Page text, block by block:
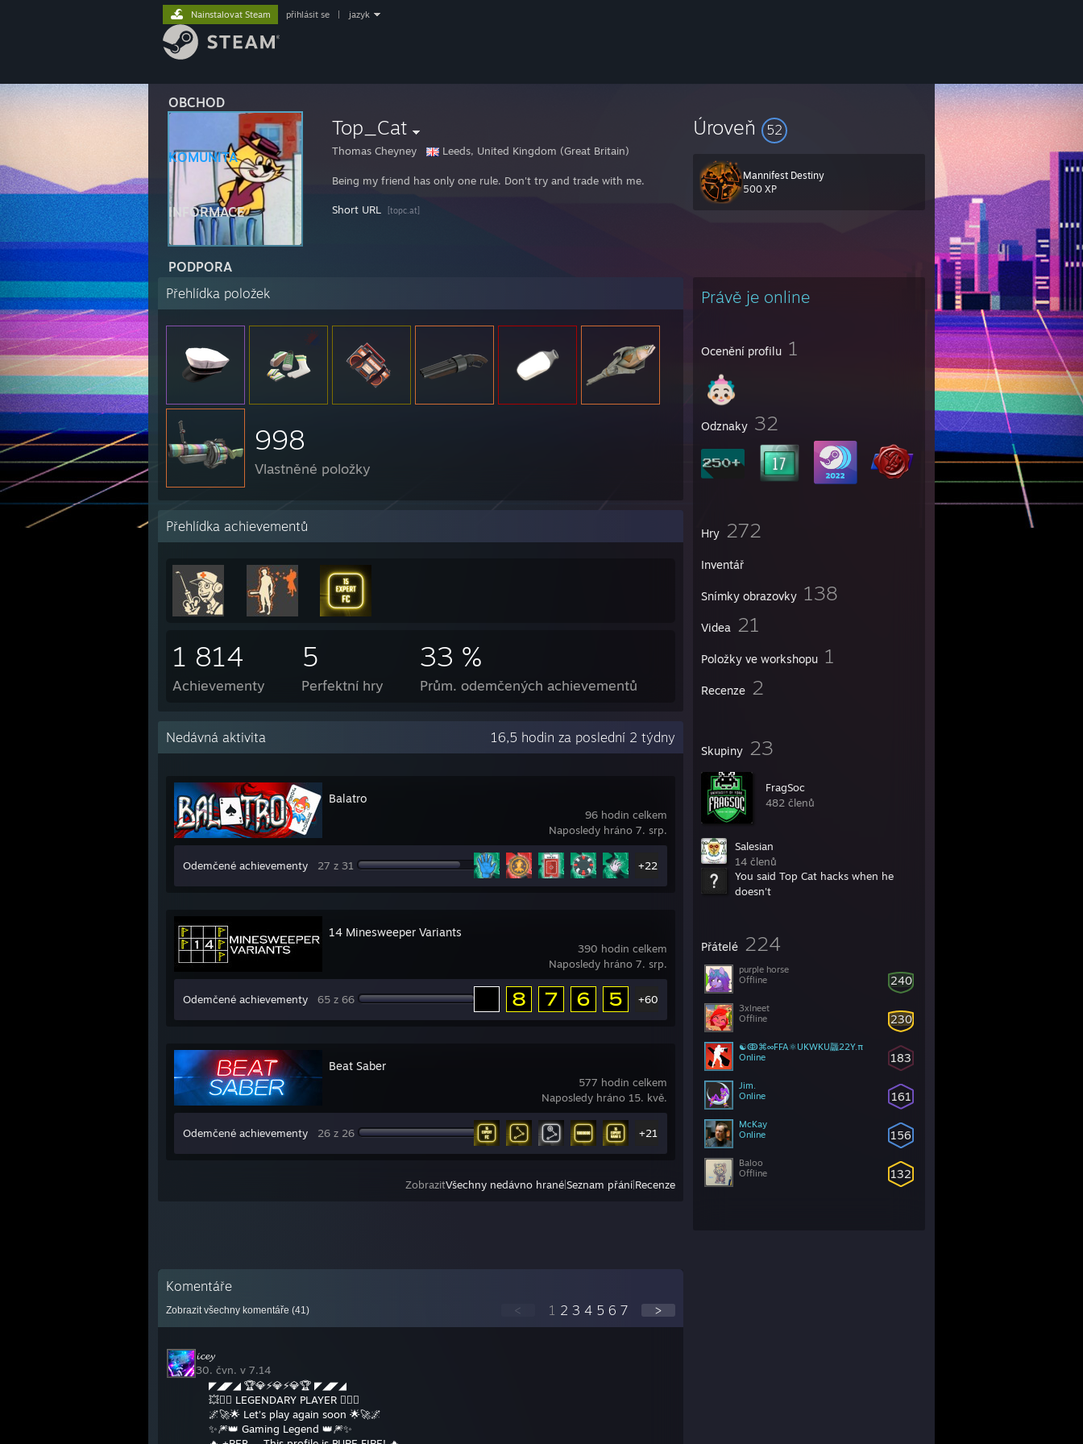
OBCHOD
KOMUNITA
INFORMACE
PODPORA
Nainstalovat Steam přihlásit se jazyk
Top_Cat
Thomas Cheyney Leeds, United Kingdom (Great Britain)
Being my friend has only one rule. Don't try and trade with me.
Short URL [topc.at]
Úroveň 52
Mannifest Destiny
500 XP
Právě je online
Ocenění profilu 1
Odznaky 32
Hry 272
Inventář
Snímky obrazovky 138
Videa 21
Položky ve workshopu 1
Recenze 2
Skupiny 23
FragSoc
482 členů
Salesian
14 členů
You said Top Cat hacks when he
doesn't
Přátelé 224
240
purple horse
Offline
230
3xlneet
Offline
183
☯ↂ⌘∞FFA⚛UKWKU龘22Y.π
Online
161
Jim.
Online
156
McKay
Online
132
Baloo
Offline
Přehlídka položek
998
Vlastněné položky
Přehlídka achievementů
1 814
Achievementy
5
Perfektní hry
33 %
Prům. odemčených achievementů
Nedávná aktivita 16,5 hodin za poslední 2 týdny
96 hodin celkem
Naposledy hráno 7. srp.
Balatro
Odemčené achievementy 27 z 31 +22
390 hodin celkem
Naposledy hráno 7. srp.
14 Minesweeper Variants
Odemčené achievementy 65 z 66 +60
577 hodin celkem
Naposledy hráno 15. kvě.
Beat Saber
Odemčené achievementy 26 z 26 +21
ZobrazitVšechny nedávno hranéSeznam přání Recenze
Komentáře
Zobrazit všechny komentáře (41) < 1 2 3 4 5 6 7 >
𝓲𝓬𝓮𝔂
30. čvn. v 7.14
◤◢◤◢ 🏆💎⚡💎⚡💎🏆 ◤◢◤◢
💥❤️‍🔥 LEGENDARY PLAYER ❤️‍🔥💥
🌌🚀🌟 Let’s play again soon 🌟🚀🌌
✨🎆👑 Gaming Legend 👑🎆✨